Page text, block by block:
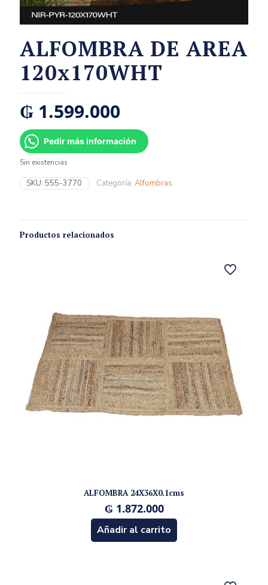
ALFOMBRA DE AREA
120x170WHT
₲ 1.599.000
Pedir más información
Sin existencias
SKU: 555-3770 Categoría: Alfombras
Productos relacionados
ALFOMBRA 24X36X0.1cms
₲1.872.000
Añadir al carrito